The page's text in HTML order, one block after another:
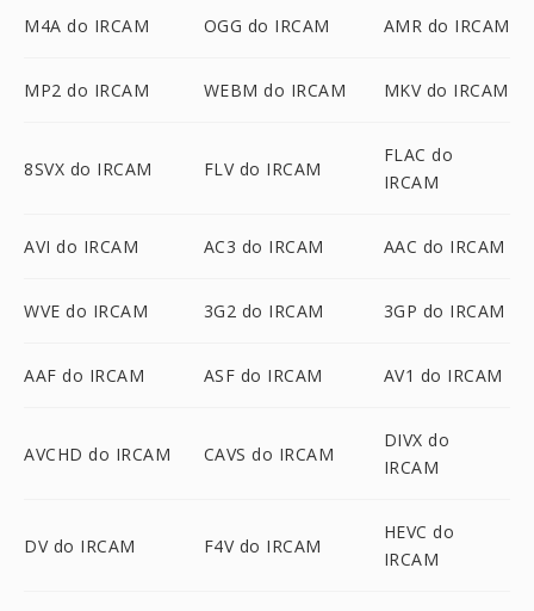
M4A do IRCAM OGG do IRCAM AMR do IRCAM
MP2 do IRCAM WEBM do IRCAM MKV do IRCAM
8SVX do IRCAM FLV do IRCAM
FLAC do
IRCAM
AVI do IRCAM AC3 do IRCAM AAC do IRCAM
WVE do IRCAM 3G2 do IRCAM 3GP do IRCAM
AAF do IRCAM ASF do IRCAM AV1 do IRCAM
AVCHD do IRCAM CAVS do IRCAM
DIVX do
IRCAM
DV do IRCAM F4V do IRCAM
HEVC do
IRCAM